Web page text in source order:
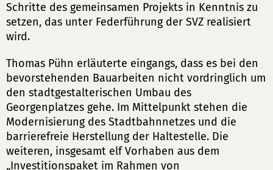
Schritte des gemeinsamen Projekts in Kenntnis zu
setzen, das unter Federführung der SVZ realisiert
wird.
Thomas Pühn erläuterte eingangs, dass es bei den
bevorstehenden Bauarbeiten nicht vordringlich um
den stadtgestalterischen Umbau des
Georgenplatzes gehe. Im Mittelpunkt stehen die
Modernisierung des Stadtbahnnetzes und die
barrierefreie Herstellung der Haltestelle. Die
weiteren, insgesamt elf Vorhaben aus dem
„Investitionspaket im Rahmen von